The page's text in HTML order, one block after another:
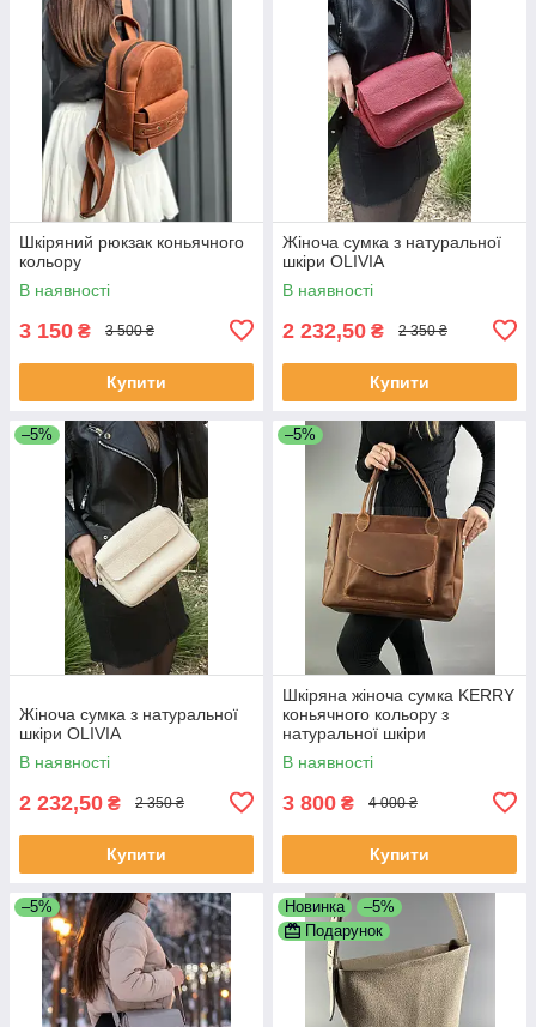
Шкіряний рюкзак коньячного
кольору
В наявності
3 150 ₴ 3 500 ₴
Купити
Жіноча сумка з натуральної
шкіри OLIVIA
В наявності
2 232,50 ₴ 2 350 ₴
Купити
–5%
Жіноча сумка з натуральної
шкіри OLIVIA
В наявності
2 232,50 ₴ 2 350 ₴
Купити
–5%
Шкіряна жіноча сумка KERRY
коньячного кольору з
натуральної шкіри
В наявності
3 800 ₴ 4 000 ₴
Купити
–5% Новинка
–5%
Подарунок